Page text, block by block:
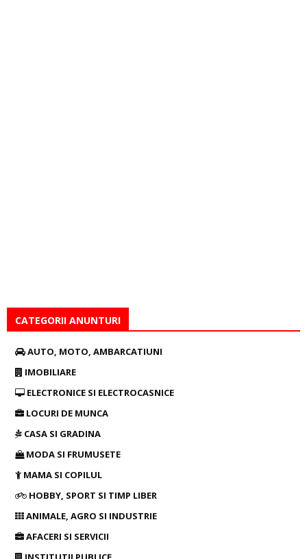
CATEGORII ANUNTURI
AUTO, MOTO, AMBARCATIUNI
IMOBILIARE
ELECTRONICE SI ELECTROCASNICE
LOCURI DE MUNCA
CASA SI GRADINA
MODA SI FRUMUSETE
MAMA SI COPILUL
HOBBY, SPORT SI TIMP LIBER
ANIMALE, AGRO SI INDUSTRIE
AFACERI SI SERVICII